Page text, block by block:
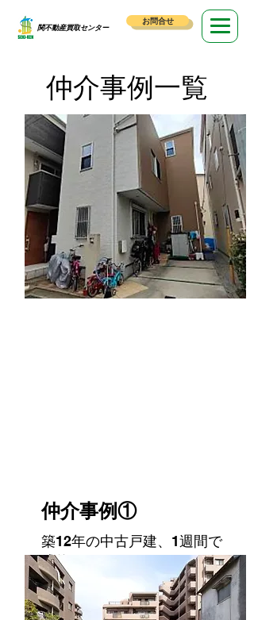
​関不動産買取センター
お問合せ
仲介事例一覧
仲介事例①
築12年の中古戸建、1週間で
成約！
不動
産形